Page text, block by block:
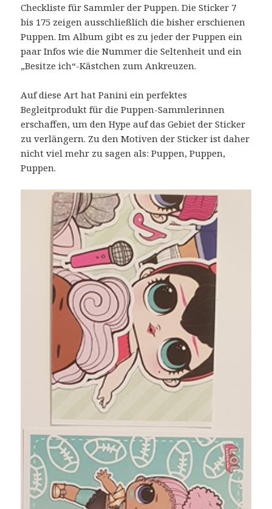
Checkliste für Sammler der Puppen. Die Sticker 7
bis 175 zeigen ausschließlich die bisher erschienen
Puppen. Im Album gibt es zu jeder der Puppen ein
paar Infos wie die Nummer die Seltenheit und ein
„Besitze ich“-Kästchen zum Ankreuzen.
Auf diese Art hat Panini ein perfektes
Begleitprodukt für die Puppen-Sammlerinnen
erschaffen, um den Hype auf das Gebiet der Sticker
zu verlängern. Zu den Motiven der Sticker ist daher
nicht viel mehr zu sagen als: Puppen, Puppen,
Puppen.